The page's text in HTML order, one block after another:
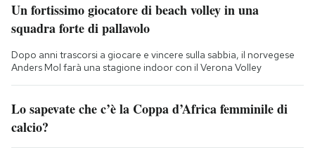
Un fortissimo giocatore di beach volley in una
squadra forte di pallavolo
Dopo anni trascorsi a giocare e vincere sulla sabbia, il norvegese
Anders Mol farà una stagione indoor con il Verona Volley
Lo sapevate che c’è la Coppa d’Africa femminile di
calcio?